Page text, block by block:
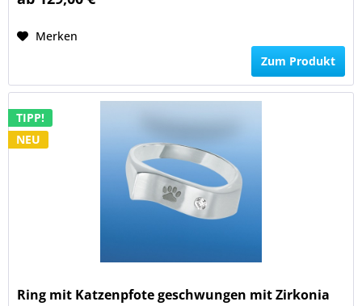
Merken
Zum Produkt
TIPP!
NEU
Ring mit Katzenpfote geschwungen mit Zirkonia